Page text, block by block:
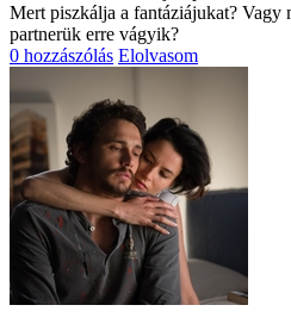
Mert piszkálja a fantáziájukat? Vagy
partnerük erre vágyik?
0 hozzászólás Elolvasom